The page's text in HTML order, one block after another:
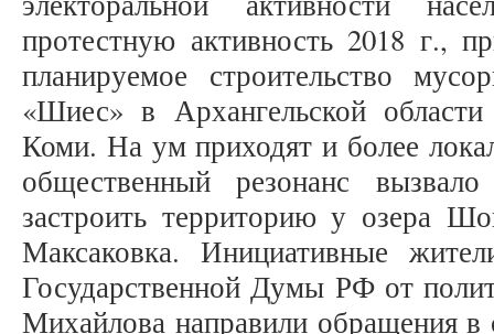
протестную активность 2018 г.,
планируемое строительство
«Шиес» в Архангельской
Коми. На ум приходят и более
общественный резонанс
застроить территорию у озера
Максаковка. Инициативные
Государственной Думы РФ от
Михайлова направили обращения в